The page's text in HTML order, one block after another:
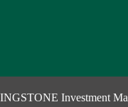
Investment